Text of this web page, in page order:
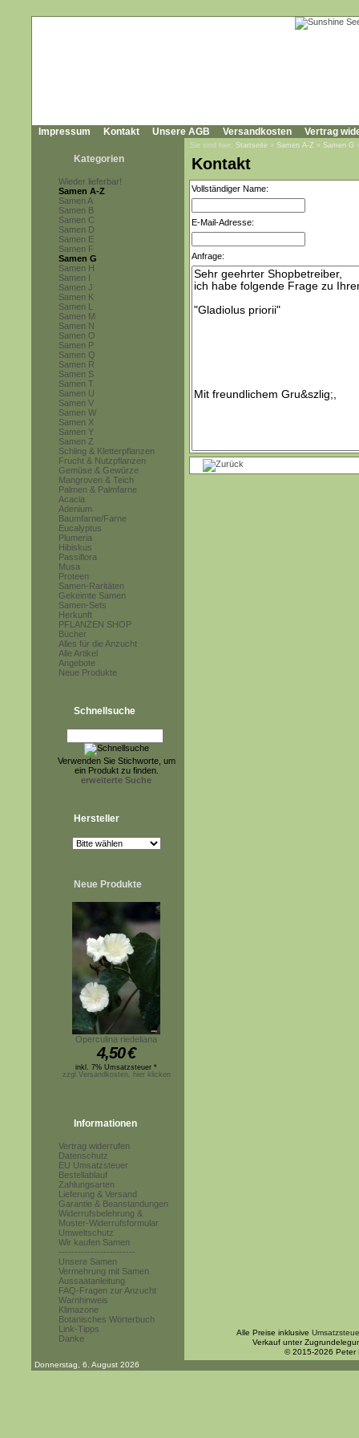
Impressum Kontakt Unsere AGB Versandkosten Vertrag
Kategorien
Wieder lieferbar!
Samen A-Z
Samen A
Samen B
Samen C
Samen D
Samen E
Samen F
Samen G
Samen H
Samen I
Samen J
Samen K
Samen L
Samen M
Samen N
Samen O
Samen P
Samen Q
Samen R
Samen S
Samen T
Samen U
Samen V
Samen W
Samen X
Samen Y
Samen Z
Schling & Kletterpflanzen
Frucht & Nutzpflanzen
Gemüse & Gewürze
Mangroven & Teich
Palmen & Palmfarne
Acacia
Adenium
Baumfarne/Farne
Eucalyptus
Plumeria
Hibiskus
Passiflora
Musa
Proteen
Samen-Raritäten
Gekeimte Samen
Samen-Sets
Herkunft
PFLANZEN SHOP
Bücher
Alles für die Anzucht
Alle Artikel
Angebote
Neue Produkte
Schnellsuche
Verwenden Sie Stichworte, um
ein Produkt zu finden.
erweiterte Suche
Hersteller
Neue Produkte
Operculina riedeliana
4,50€
inkl. 7% Umsatzsteuer *
zzgl.Versandkosten, hier klicken
Informationen
Vertrag widerrufen
Datenschutz
EU Umsatzsteuer
Bestellablauf
Zahlungsarten
Lieferung & Versand
Garantie & Beanstandungen
Widerrufsbelehrung &
Muster-Widerrufsformular
Umweltschutz
Wir kaufen Samen
------------------------
Unsere Samen
Vermehrung mit Samen
Aussaatanleitung
FAQ-Fragen zur Anzucht
Warnhinweis
Klimazone
Botanisches Wörterbuch
Link-Tipps
Danke
Sie sind hier: Startseite » Samen A-Z » Samen G
Kontakt
Vollständiger Name:
E-Mail-Adresse:
Anfrage:
Alle Preise inklusive
Verkauf unter
© 2015-2026 Peter
Donnerstag, 6. August 2026